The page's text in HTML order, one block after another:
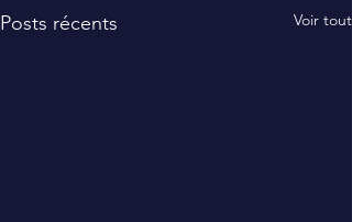
Posts récents Voir tout